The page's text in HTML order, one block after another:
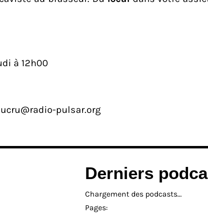
à 12h00
pulsar.org
Derniers
Chargement des podcasts...
Pages: